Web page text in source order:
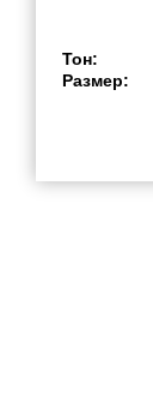
Тон:
Размер: